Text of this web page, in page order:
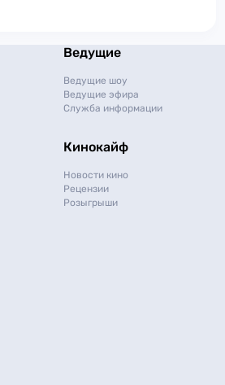
Ведущие
Ведущие шоу
Ведущие эфира
Служба информации
Кинокайф
Новости кино
Рецензии
Розыгрыши